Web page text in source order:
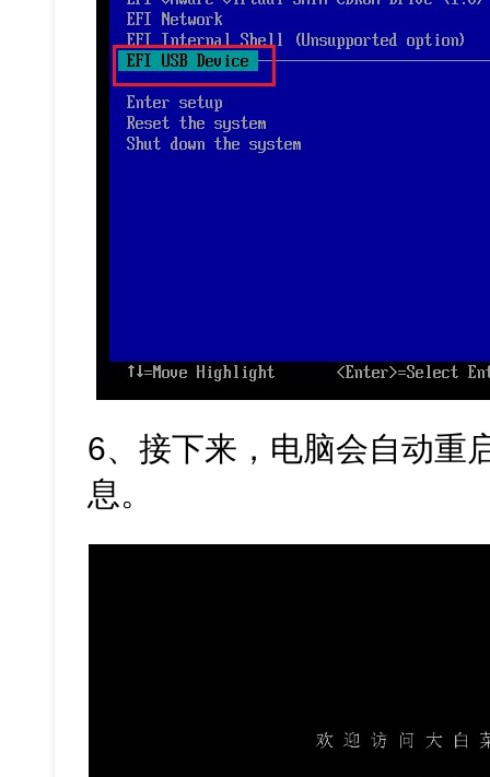
6、接下来，电脑会自动重
息。